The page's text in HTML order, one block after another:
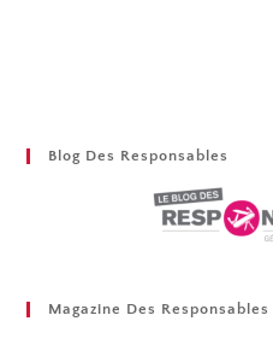
Blog Des Responsables
Magazine Des Responsables